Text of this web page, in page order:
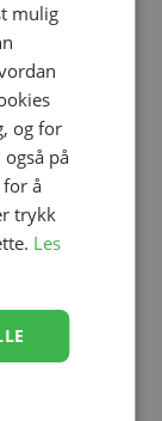
mulig
og for
på
for å
trykk
Les